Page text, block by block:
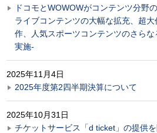
ドコモとWOWOWがコンテンツ分野
ライブコンテンツの大幅な拡充、超
作、人気スポーツコンテンツのさら
実施-
2025年11月4日
2025年度第2四半期決算について
2025年10月31日
チケットサービス「d ticket」の提供